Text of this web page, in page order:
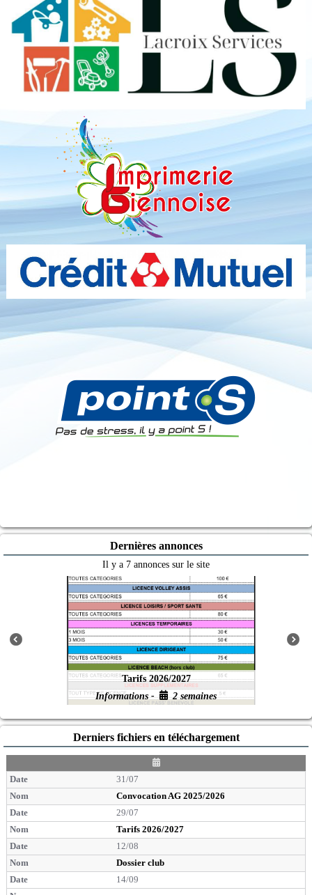
Dernières annonces
Il y a 7 annonces sur le site
Tarifs 2026/2027
Informations -
2 semaines
Derniers fichiers en téléchargement
D
a
e
31/07
Convocation AG 2025/2026
29/07
Tarifs 2026/2027
12/08
Dossier club
14/09